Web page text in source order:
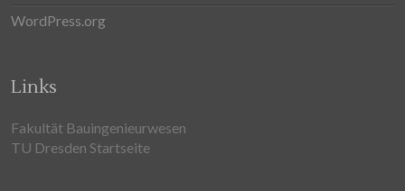
WordPress.org
Links
Fakultät Bauingenieurwesen
TU Dresden Startseite